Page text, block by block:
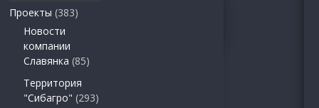
Проекты (383)
Новости
компании
Славянка (85)
Территория
"Сибагро" (293)